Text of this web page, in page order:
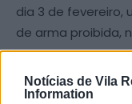
Notícias de Vila
Information
dia 3 de fevereiro,
de arma proibida,
A detenção foi
Investigação